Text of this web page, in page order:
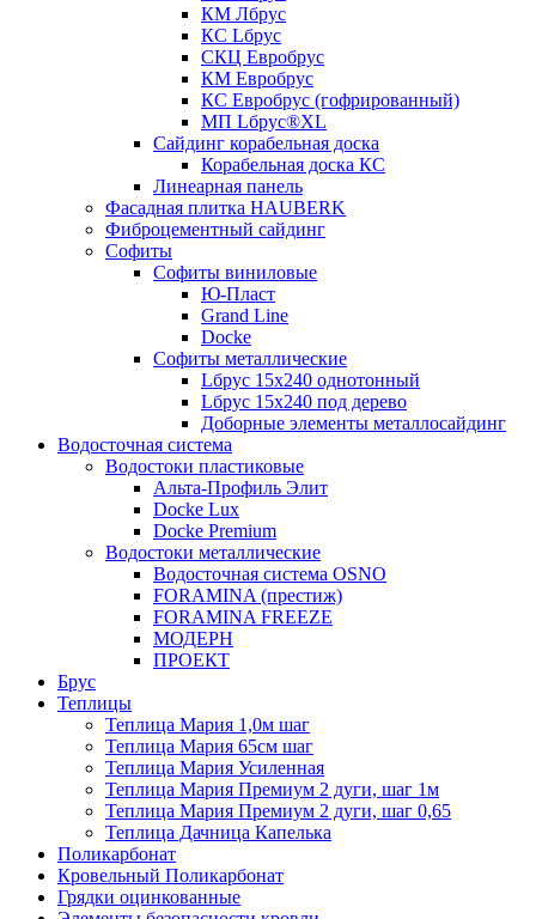
КМ Лбрус
КС Lбрус
СКЦ Евробрус
КМ Евробрус
КС Евробрус (гофрированный)
МП Lбрус®XL
Сайдинг корабельная доска
Корабельная доска КС
Линеарная панель
Фасадная плитка HAUBERK
Фиброцементный сайдинг
Софиты
Софиты виниловые
Ю-Пласт
Grand Line
Docke
Софиты металлические
Lбрус 15x240 однотонный
Lбрус 15x240 под дерево
Доборные элементы металлосайдинг
Водосточная система
Водостоки пластиковые
Альта-Профиль Элит
Docke Lux
Docke Premium
Водостоки металлические
Водосточная система OSNO
FORAMINA (престиж)
FORAMINA FREEZE
МОДЕРН
ПРОЕКТ
Брус
Теплицы
Теплица Мария 1,0м шаг
Теплица Мария 65см шаг
Теплица Мария Усиленная
Теплица Мария Премиум 2 дуги, шаг 1м
Теплица Мария Премиум 2 дуги, шаг 0,65
Теплица Дачница Капелька
Поликарбонат
Кровельный Поликарбонат
Грядки оцинкованные